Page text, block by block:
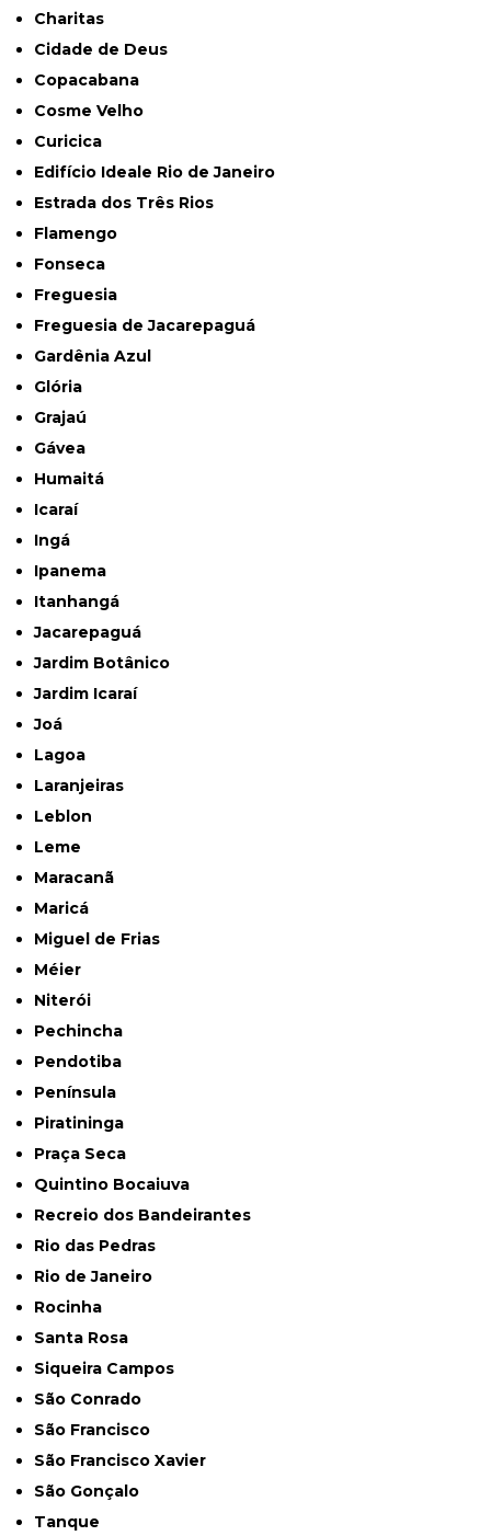
Charitas
Cidade de Deus
Copacabana
Cosme Velho
Curicica
Edifício Ideale Rio de Janeiro
Estrada dos Três Rios
Flamengo
Fonseca
Freguesia
Freguesia de Jacarepaguá
Gardênia Azul
Glória
Grajaú
Gávea
Humaitá
Icaraí
Ingá
Ipanema
Itanhangá
Jacarepaguá
Jardim Botânico
Jardim Icaraí
Joá
Lagoa
Laranjeiras
Leblon
Leme
Maracanã
Maricá
Miguel de Frias
Méier
Niterói
Pechincha
Pendotiba
Península
Piratininga
Praça Seca
Quintino Bocaiuva
Recreio dos Bandeirantes
Rio das Pedras
Rio de Janeiro
Rocinha
Santa Rosa
Siqueira Campos
São Conrado
São Francisco
São Francisco Xavier
São Gonçalo
Tanque